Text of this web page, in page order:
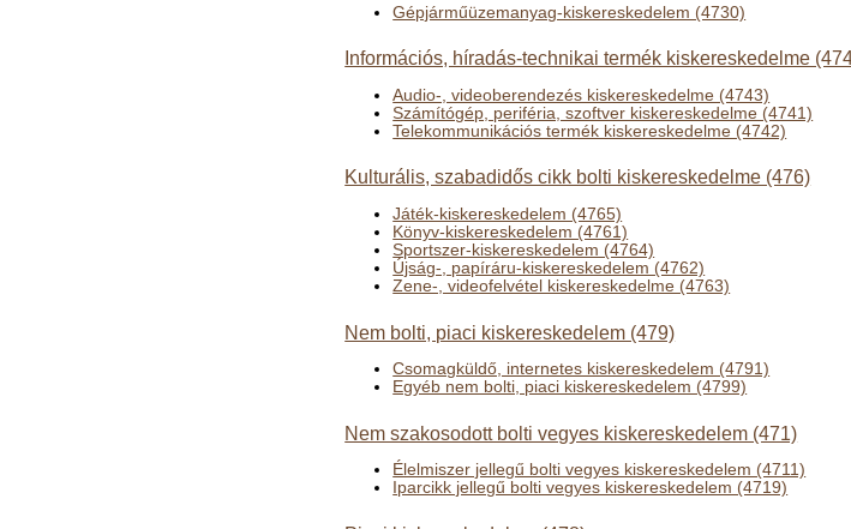
Gépjárműüzemanyag-kiskereskedelem (4730)
Információs, híradás-technikai termék kiskereskedelme
Audio-, videoberendezés kiskereskedelme (4743)
Számítógép, periféria, szoftver kiskereskedelme (4741)
Telekommunikációs termék kiskereskedelme (4742)
Kulturális, szabadidős cikk bolti kiskereskedelme (476)
Játék-kiskereskedelem (4765)
Könyv-kiskereskedelem (4761)
Sportszer-kiskereskedelem (4764)
Újság-, papíráru-kiskereskedelem (4762)
Zene-, videofelvétel kiskereskedelme (4763)
Nem bolti, piaci kiskereskedelem (479)
Csomagküldő, internetes kiskereskedelem (4791)
Egyéb nem bolti, piaci kiskereskedelem (4799)
Nem szakosodott bolti vegyes kiskereskedelem (471)
Élelmiszer jellegű bolti vegyes kiskereskedelem (4711)
Iparcikk jellegű bolti vegyes kiskereskedelem (4719)